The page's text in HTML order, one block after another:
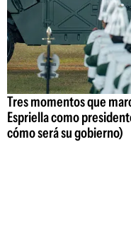
Tres momentos que
Espriella como
cómo será su gobierno)